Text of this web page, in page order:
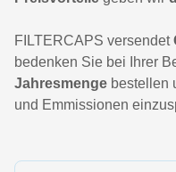
FILTERCAPS versendet
bedenken Sie bei Ihrer
Jahresmenge bestellen
und Emmissionen